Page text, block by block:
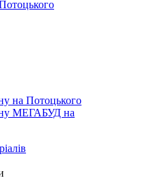
на Потоцького
МЕГАБУД на